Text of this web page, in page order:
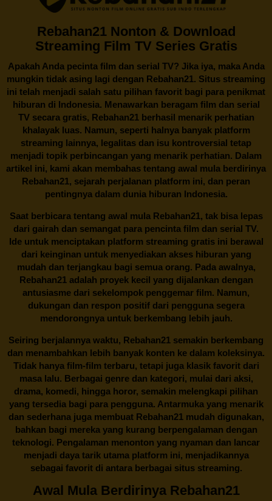
Rebahan21 Nonton & Download
Streaming Film TV Series Gratis
Apakah Anda pecinta film dan serial TV? Jika iya, maka Anda
mungkin tidak asing lagi dengan Rebahan21. Situs streaming
ini telah menjadi salah satu pilihan favorit bagi para penikmat
hiburan di Indonesia. Menawarkan beragam film dan serial
TV secara gratis, Rebahan21berhasil menarik perhatian
khalayak luas. Namun, seperti halnya banyak platform
streaming lainnya, legalitas dan isu kontroversial tetap
menjadi topik perbincangan yang menarik perhatian. Dalam
artikel ini, kami akan membahas tentang awal mula berdirinya
Rebahan21, sejarah perjalanan platform ini, dan peran
pentingnya dalam dunia hiburan Indonesia.
Saat berbicara tentang awal mula Rebahan21, tak bisa lepas
dari gairah dan semangat para pencinta film dan serial TV.
Ide untuk menciptakan platform streaming gratis ini berawal
dari keinginan untuk menyediakan akses hiburan yang
mudah dan terjangkau bagi semua orang. Pada awalnya,
Rebahan21 adalah proyek kecil yang dijalankan dengan
antusiasme dari sekelompok penggemar film. Namun,
dukungan dan respon positif dari pengguna segera
mendorongnya untuk berkembang lebih jauh.
Seiring berjalannya waktu, Rebahan21 semakin berkembang
dan menambahkan lebih banyak konten ke dalam koleksinya.
Tidak hanya film-film terbaru, tetapi juga klasik favorit dari
masa lalu. Berbagai genre dan kategori, mulai dari aksi,
drama, komedi, hingga horor, semakin melengkapi pilihan
yang tersedia bagi para pengguna. Antarmuka yang menarik
dan sederhana juga membuatRebahan21mudah digunakan,
bahkan bagi mereka yang kurang berpengalaman dengan
teknologi. Pengalaman menonton yang nyaman dan lancar
menjadi daya tarik utama platform ini, menjadikannya
sebagai favorit di antara berbagai situs streaming.
Awal Mula Berdirinya Rebahan21